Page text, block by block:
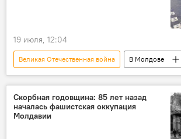
19 июля, 12:04
Великая Отечественная война
В Молдове
Молдова в Великой Отечественной войне
поисковое движение
Скорбная годовщина: 85 лет назад
началась фашистская оккупация
Молдавии